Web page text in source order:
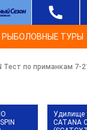
РЫБОЛОВНЫЕ ТУРЫ
Тест по приманкам 7-
Удилище
CATANA